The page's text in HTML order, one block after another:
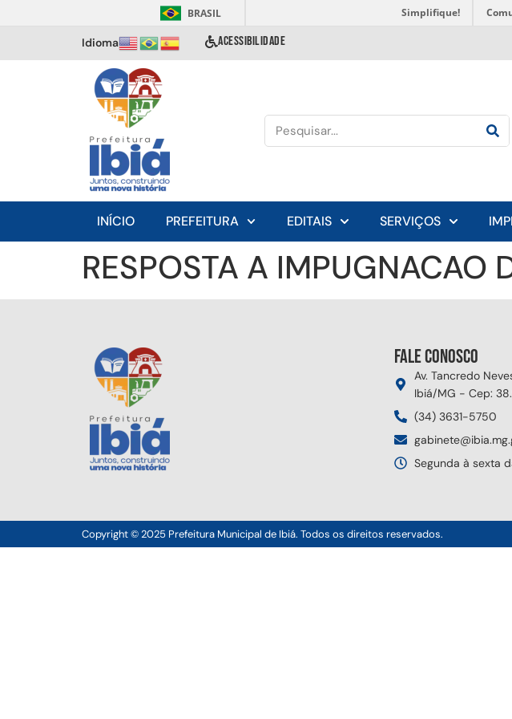
BRASIL Simplifique!
Idioma ACESSIBILIDADE
INÍCIO PREFEITURA EDITAIS SERVIÇOS
RESPOSTA A
Fale conosco
Av. Tancredo
Ibiá/MG - Cep:
(34) 3631-5750
Segunda à sexta
Copyright © 2025 Prefeitura Municipal de Ibiá. Todos os direitos reservados.